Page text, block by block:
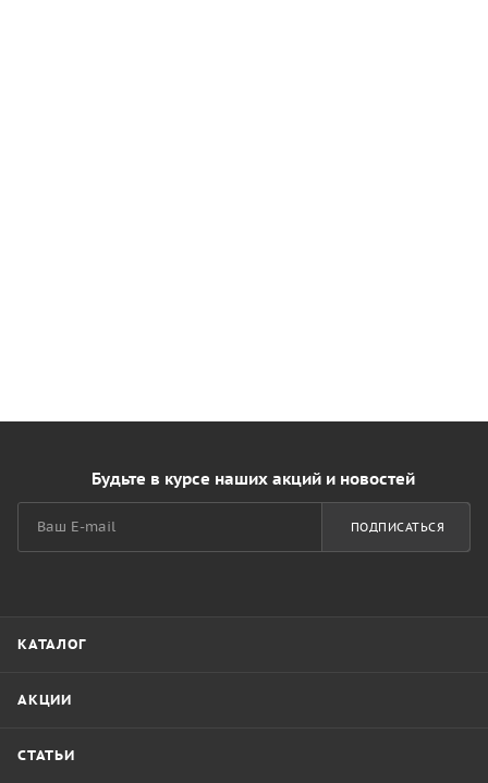
Будьте в курсе наших акций и новостей
ПОДПИСАТЬСЯ
КАТАЛОГ
АКЦИИ
СТАТЬИ